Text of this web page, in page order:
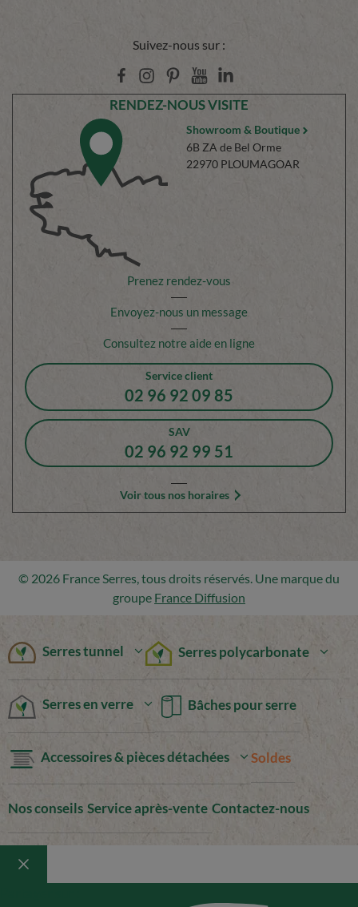
Suivez-nous sur :
RENDEZ-NOUS VISITE
Showroom & Boutique
6B ZA de Bel Orme
22970 PLOUMAGOAR
Prenez rendez-vous
Envoyez-nous un message
Consultez notre aide en ligne
Service client
02 96 92 09 85
SAV
02 96 92 99 51
Voir tous nos horaires
© 2026 France Serres, tous droits réservés. Une marque du
groupe France Diffusion
Serres tunnel Serres polycarbonate
Serres en verre Bâches pour serre
Accessoires & pièces détachées Soldes
Nos conseils Service après-vente Contactez-nous
Fermer